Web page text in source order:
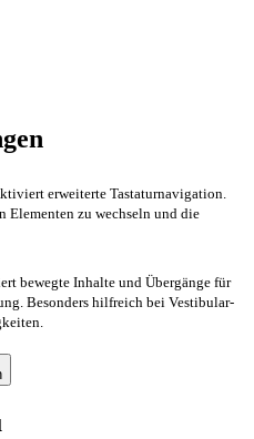
erweiterte Tastaturnavigation.
Elementen zu wechseln und die
bewegte Inhalte und Übergänge für
Besonders hilfreich bei Vestibular-